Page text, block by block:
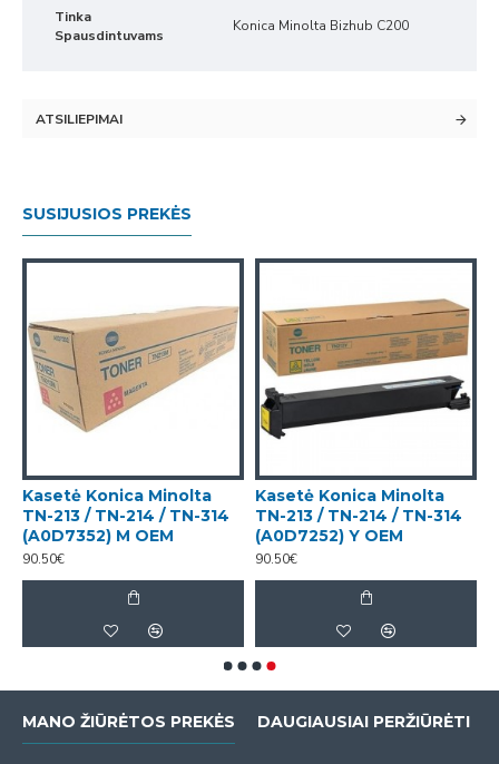
Tinka
Spausdintuvams
Konica Minolta Bizhub C200
ATSILIEPIMAI
SUSIJUSIOS PREKĖS
Kasetė Konica Minolta
TN-213 / TN-214 / TN-314
(A0D7352) M OEM
90.50€
Kasetė Konica Minolta
TN-213 / TN-214 / TN-314
(A0D7252) Y OEM
90.50€
MANO ŽIŪRĖTOS PREKĖS DAUGIAUSIAI PERŽIŪRĖTI